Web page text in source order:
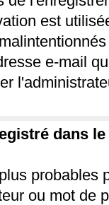
est
e-mail
dans
probables
ou mot de